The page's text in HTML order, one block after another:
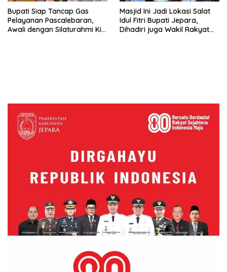
Bupati Siap Tancap Gas
Pelayanan Pascalebaran,
Awali dengan Silaturahmi Kiai
Masjid Ini Jadi Lokasi Salat
Idul Fitri Bupati Jepara,
Dihadiri juga Wakil Rakyat